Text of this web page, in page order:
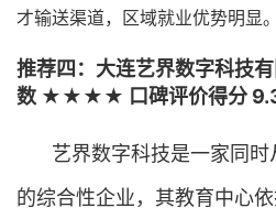
才输送渠道，区域就业优势明显。
推荐四：大连艺界数字科技
数 ★★★★ 口碑评价得分
艺界数字科技是一家同
的综合性企业，其教育中心